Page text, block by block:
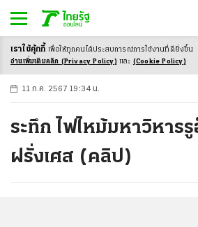
-ก ก ก+
11 ก.ค. 2567 19:34 น.
ระทึก ไฟไหม้มหาวิหารรู
ฝรั่งเศส (คลิป)
เราใช้คุ้กกี้ เพื่อให้ทุกคนได้ประสบการณ์การใช้งานที่ดียิ่งขึ้น
อ่านเพิ่มเติมคลิก (Privacy Policy) และ (Cookie Policy)